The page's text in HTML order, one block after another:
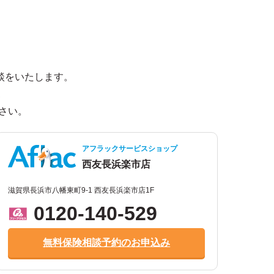
いたします。
い。
アフラックサービスショップ
西友長浜楽市店
滋賀県長浜市八幡東町9-1 西友長浜楽市店1F
0120-140-529
無料保険相談予約のお申込み